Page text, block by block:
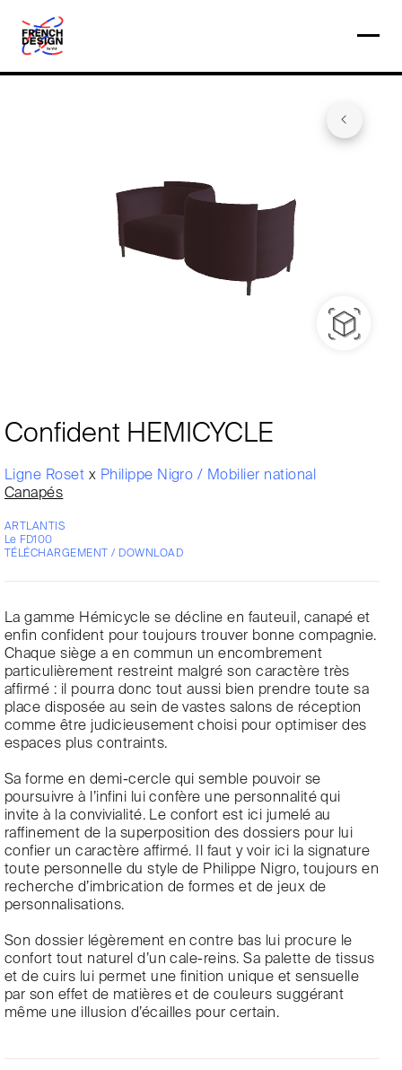
Confident HEMICYCLE
Ligne Roset x Philippe Nigro / Mobilier national
Canapés
ARTLANTIS
Le FD100
TÉLÉCHARGEMENT / DOWNLOAD
La gamme Hémicycle se décline en fauteuil, canapé et
enfin confident pour toujours trouver bonne compagnie.
Chaque siège a en commun un encombrement
particulièrement restreint malgré son caractère très
affirmé : il pourra donc tout aussi bien prendre toute sa
place disposée au sein de vastes salons de réception
comme être judicieusement choisi pour optimiser des
espaces plus contraints.
Sa forme en demi-cercle qui semble pouvoir se
poursuivre à l’infini lui confère une personnalité qui
invite à la convivialité. Le confort est ici jumelé au
raffinement de la superposition des dossiers pour lui
confier un caractère affirmé. Il faut y voir ici la signature
toute personnelle du style de Philippe Nigro, toujours en
recherche d’imbrication de formes et de jeux de
personnalisations.
Son dossier légèrement en contre bas lui procure le
confort tout naturel d’un cale-reins. Sa palette de tissus
et de cuirs lui permet une finition unique et sensuelle
par son effet de matières et de couleurs suggérant
même une illusion d’écailles pour certain.